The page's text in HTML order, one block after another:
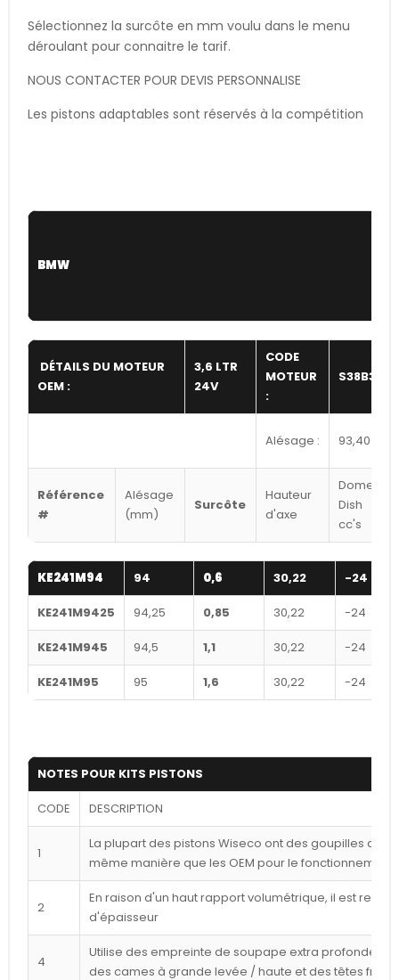
Sélectionnez la surcôte en mm voulu dans le menu
déroulant pour connaitre le tarif.
NOUS CONTACTER POUR DEVIS PERSONNALISE
Les pistons adaptables sont réservés à la compétition
BMW
DÉTAILS DU MOTEUR
OEM :
3,6 LTR
24V
CODE
MOTEUR
:
S38B36
Alésage : 93,40
Référence
#
Alésage
(mm)
Surcôte
Hauteur
d'axe
Dome /
Dish
cc's
KE241M94 94 0,6 30,22 -24
KE241M9425 94,25 0,85 30,22 -24
KE241M945 94,5 1,1 30,22 -24
KE241M95 95 1,6 30,22 -24
NOTES POUR KITS PISTONS
CODE DESCRIPTION
1
La plupart des pistons Wiseco ont des goupilles
même manière que les OEM pour le fonctionnement
2
En raison d'un haut rapport volumétrique, il est
d'épaisseur
4
Utilise des empreinte de soupape extra profondes
des cames à grande levée / haute et des têtes